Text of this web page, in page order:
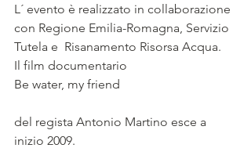
L´ evento è realizzato in collaborazione
con Regione Emilia-Romagna, Servizio
Tutela e  Risanamento Risorsa Acqua.
Il film documentario
Be water, my friend
del regista Antonio Martino esce a
inizio 2009.